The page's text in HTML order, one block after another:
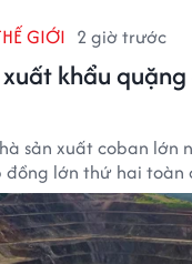
GIỚI 2 giờ trước
khẩu
sản xuất coban lớn
đồng lớn thứ hai toàn